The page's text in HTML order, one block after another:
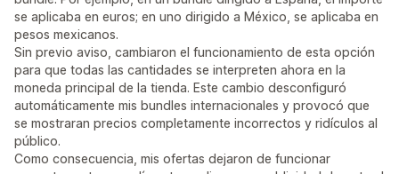
se aplicaba en euros; en uno dirigido a México, se aplicaba en
pesos mexicanos.
Sin previo aviso, cambiaron el funcionamiento de esta opción
para que todas las cantidades se interpreten ahora en la
moneda principal de la tienda. Este cambio desconfiguró
automáticamente mis bundles internacionales y provocó que
se mostraran precios completamente incorrectos y ridículos al
público.
Como consecuencia, mis ofertas dejaron de funcionar